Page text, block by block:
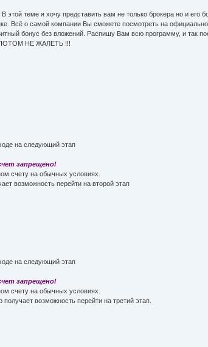
теме я хочу представить вам не только брокера но и его
Всё о самой компании Вы сможете посмотреть на
бонус без вложений. Распишу Вам всю программу, и так
НЕ ЖАЛЕТЬ !!!
на следующий этап
запрещено!
счету на обычных условиях.
возможность перейти на второй этап
на следующий этап
запрещено!
счету на обычных условиях.
возможность перейти на третий этап.